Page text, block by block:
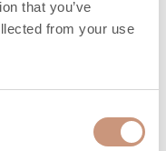
that you’ve
from your use